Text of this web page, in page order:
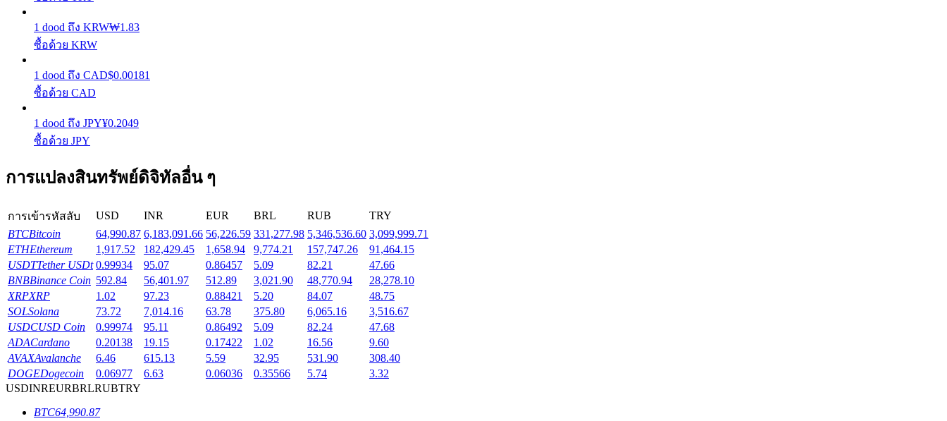
พาวเวอร์พิกกี้
รับรางวัลการแข่งขันทุกวัน
Launchpool
1 dood ถึง KRW₩1.83
ซื้อด้วย KRW
1 dood ถึง CAD$0.00181
ซื้อด้วย CAD
1 dood ถึง JPY¥0.2049
ซื้อด้วย JPY
การแปลงสินทรัพย์ดิจิทัลอื่น ๆ
การเข้ารหัสลับ USD INR EUR BRL RUB
TRY
BTCBitcoin 64,990.87 6,183,091.66 56,226.59 331,277.98 5,346,536.60 3,099,999.71
ETHEthereum 1,917.52 182,429.45 1,658.94 9,774.21 157,747.26
91,464.15
USDTTether USDt 0.99934 95.07 0.86457 5.09 82.21
47.66
BNBBinance Coin 592.84 56,401.97 512.89 3,021.90 48,770.94
28,278.10
XRPXRP 1.02 97.23 0.88421 5.20 84.07
48.75
SOLSolana 73.72 7,014.16 63.78 375.80 6,065.16
3,516.67
USDCUSD Coin 0.99974 95.11 0.86492 5.09 82.24
47.68
ADACardano 0.20138 19.15 0.17422 1.02 16.56
9.60
AVAXAvalanche 6.46 615.13 5.59 32.95 531.90
308.40
DOGEDogecoin 0.06977 6.63 0.06036 0.35566 5.74
3.32
USDINREURBRLRUBTRY
BTC64,990.87